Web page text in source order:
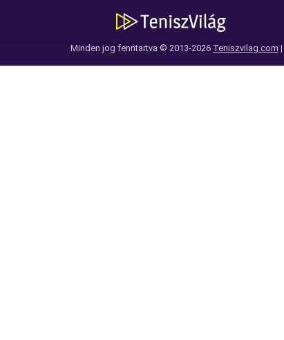
Minden jog fenntartva © 2013-2026 Teniszvilag.com |